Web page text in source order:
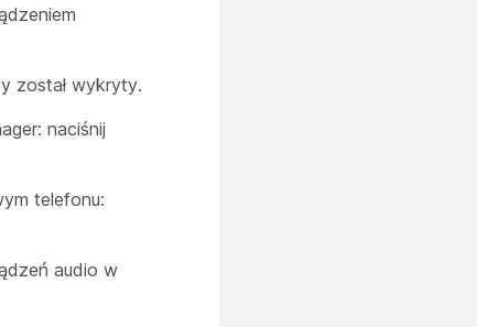
został wykryty.
naciśnij
telefonu:
audio w